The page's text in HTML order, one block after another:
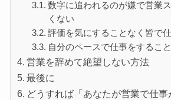
数字に追われるのが嫌で営業
くない
評価を気にすることなく皆で
自分のペースで仕事をするこ
営業を辞めて絶望しない方法
最後に
どうすれば「あなたが営業で仕事